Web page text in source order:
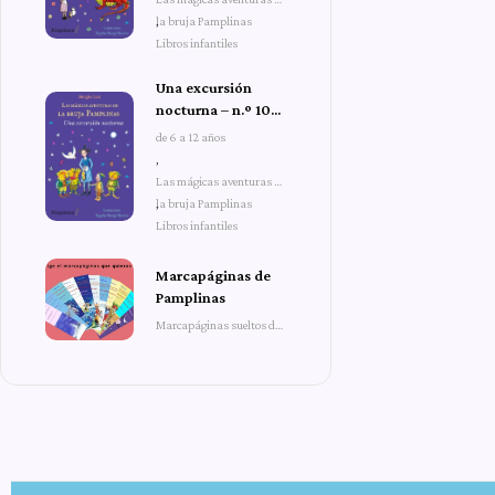
la bruja Pamplinas
,
Libros infantiles
Una excursión
nocturna – n.º 10
de Las mágicas
bruja Pamplinas
de 6 a 12 años
,
Las mágicas aventuras de
la bruja Pamplinas
,
Libros infantiles
Marcapáginas de
Pamplinas
Marcapáginas sueltos de